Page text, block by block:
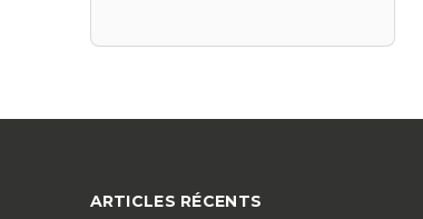
ARTICLES RÉCENTS